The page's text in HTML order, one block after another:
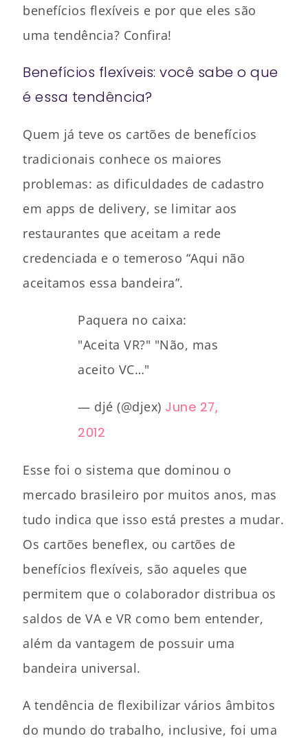
benefícios flexíveis e por que eles são
uma tendência? Confira!
Benefícios flexíveis: você sabe o que
é essa tendência?
Quem já teve os cartões de benefícios
tradicionais conhece os maiores
problemas: as dificuldades de cadastro
em apps de delivery, se limitar aos
restaurantes que aceitam a rede
credenciada e o temeroso “Aqui não
aceitamos essa bandeira”.
Paquera no caixa:
"Aceita VR?" "Não, mas
aceito VC…"
— djé (@djex) June 27,
2012
Esse foi o sistema que dominou o
mercado brasileiro por muitos anos, mas
tudo indica que isso está prestes a mudar.
Os cartões beneflex, ou cartões de
benefícios flexíveis, são aqueles que
permitem que o colaborador distribua os
saldos de VA e VR como bem entender,
além da vantagem de possuir uma
bandeira universal.
A tendência de flexibilizar vários âmbitos
do mundo do trabalho, inclusive, foi uma